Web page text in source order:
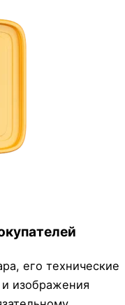
его технические
и изображения